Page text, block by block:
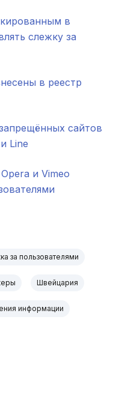
в
слежку за
в реестр
сайтов
Line
и Vimeo
за пользователями
Швейцария
информации